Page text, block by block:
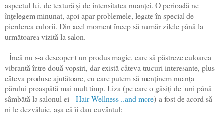
aspectul lui, de textură și de intensitatea nuanței. O perioadă ne
înțelegem minunat, apoi apar problemele, legate în special de
pierderea culorii. Din acel moment încep să număr zilele până la
următoarea vizită la salon.
Încă nu s-a descoperit un produs magic, care să păstreze culoarea
vibrantă între două vopsiri, dar există câteva trucuri interesante, plus
câteva produse ajutătoare, cu care putem să menținem nuanța
părului proaspătă mai mult timp. Liza (pe care o găsiți de luni până
sâmbătă la salonul ei - Hair Wellness ..and more) a fost de acord să
ni le dezvăluie, așa că îi dau cuvântul: